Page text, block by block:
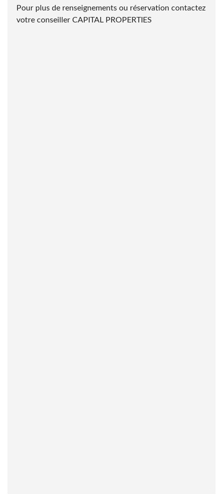
Pour plus de renseignements ou réservation contactez
votre conseiller CAPITAL PROPERTIES